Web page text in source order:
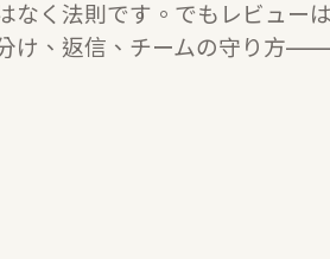
なく法則です。でもレビュー
け、返信、チームの守り方